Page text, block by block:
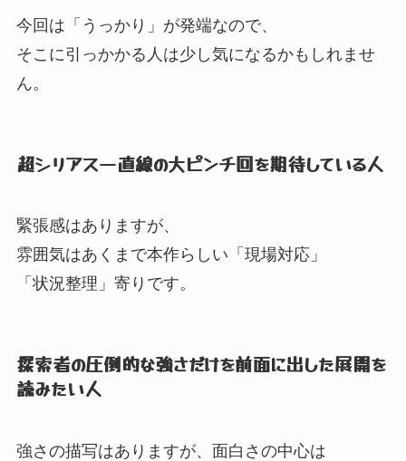
今回は「うっかり」 が発端なので、
そこに引っかかる人は少し気になるかもしれませ
ん。
超シリアス一直線の大ピンチ回を期待している人
緊張感はありますが、
雰囲気はあくまで本作らしい「現場対応」
「状況整理」 寄りです。
探索者の圧倒的な強さだけを前面に出した展開を
読みたい人
強さの描写はありますが、 面白さの中心は